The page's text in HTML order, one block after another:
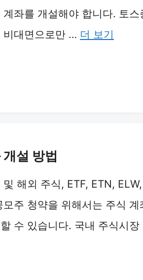
계좌를 개설해야 합니다. 토스
비대면으로만 … 더 보기
설 방법
및 해외 주식, ETF, ETN,
모주 청약을 위해서는 주식
수 있습니다. 국내 주식시